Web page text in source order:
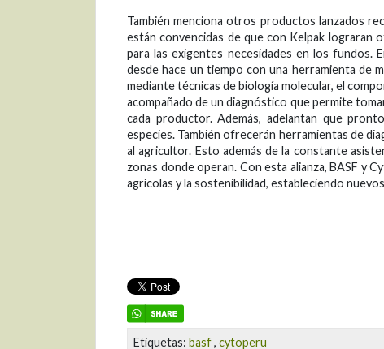
También menciona otros productos lanzados
están convencidas de que con Kelpak lograran
para las exigentes necesidades en los fundos.
desde hace un tiempo con una herramienta de
mediante técnicas de biología molecular, el
acompañado de un diagnóstico que permite
cada productor. Además, adelantan que
especies. También ofrecerán herramientas de
al agricultor. Esto además de la constante
zonas donde operan. Con esta alianza, BASF y
agrícolas y la sostenibilidad, estableciendo
Etiquetas: basf, cytoperu